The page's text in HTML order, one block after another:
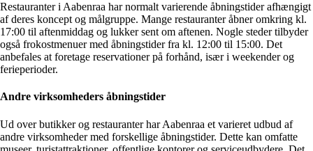
Restauranter i Aabenraa har normalt varierende åbningstider afhængigt
af deres koncept og målgruppe. Mange restauranter åbner omkring kl.
17:00 til aftenmiddag og lukker sent om aftenen. Nogle steder tilbyder
også frokostmenuer med åbningstider fra kl. 12:00 til 15:00. Det
anbefales at foretage reservationer på forhånd, især i weekender og
ferieperioder.
Andre virksomheders åbningstider
Ud over butikker og restauranter har Aabenraa et varieret udbud af
andre virksomheder med forskellige åbningstider. Dette kan omfatte